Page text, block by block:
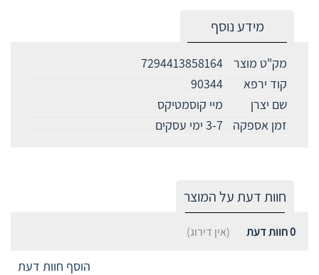
מידע נוסף
מק"ט מוצר
7294413858164
קוד ירפא
90344
שם יצרן
מיי קוסמטיקס
זמן אספקה
3-7 ימי עסקים
חוות דעת על המוצר
0חוות דעת (אין דירוג)
הוסף חוות דעת